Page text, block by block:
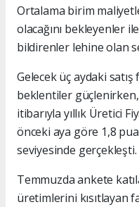
Ortalama birim
olacağını bekleyenler
bildirenler lehine olan
Gelecek üç aydaki
beklentiler
itibarıyla yıllık Üretici
önceki aya göre 1,8
seviyesinde gerçekleşti.
Temmuzda ankete
üretimlerini kısıtlayan